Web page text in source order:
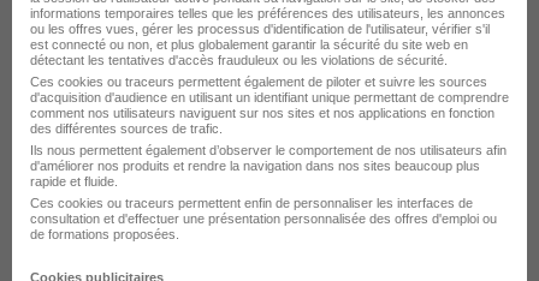
Commercial Btob H/F
Nantes - 44 CDI 45 000 - 60 000 € / an
Cette offre n’est plus disponible depuis le 16/08/25
Commercial H/F
informations temporaires telles que les préférences des utilisateurs, les annonces
ou les offres vues, gérer les processus d'identification de l'utilisateur, vérifier s'il
est connecté ou non, et plus globalement garantir la sécurité du site web en
détectant les tentatives d'accès frauduleux ou les violations de sécurité.
Ces cookies ou traceurs permettent également de piloter et suivre les sources
d'acquisition d'audience en utilisant un identifiant unique permettant de comprendre
comment nos utilisateurs naviguent sur nos sites et nos applications en fonction
des différentes sources de trafic.
Ils nous permettent également d’observer le comportement de nos utilisateurs afin
d'améliorer nos produits et rendre la navigation dans nos sites beaucoup plus
rapide et fluide.
Ces cookies ou traceurs permettent enfin de personnaliser les interfaces de
consultation et d'effectuer une présentation personnalisée des offres d'emploi ou
de formations proposées.
Cookies publicitaires